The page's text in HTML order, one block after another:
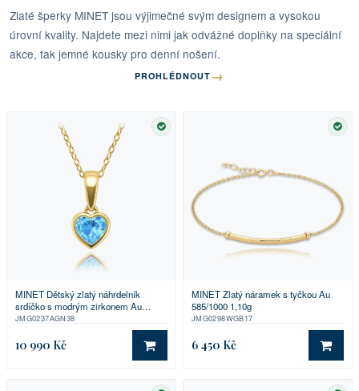
Zlaté šperky MINET jsou výjimečné svým designem a vysokou
úrovní kvality. Najdete mezi nimi jak odvážné doplňky na speciální
akce, tak jemné kousky pro denní nošení.
PROHLÉDNOUT →
SKLADEM
MINET Dětský zlatý náhrdelník
srdíčko s modrým zirkonem Au
585/1000 1,85g
JMG0237AGN38
10 990 Kč DO KOŠÍKU
MINET Zlatý náramek s tyčkou Au
585/1000 1,10g
JMG0298WGB17
6 450 Kč DO